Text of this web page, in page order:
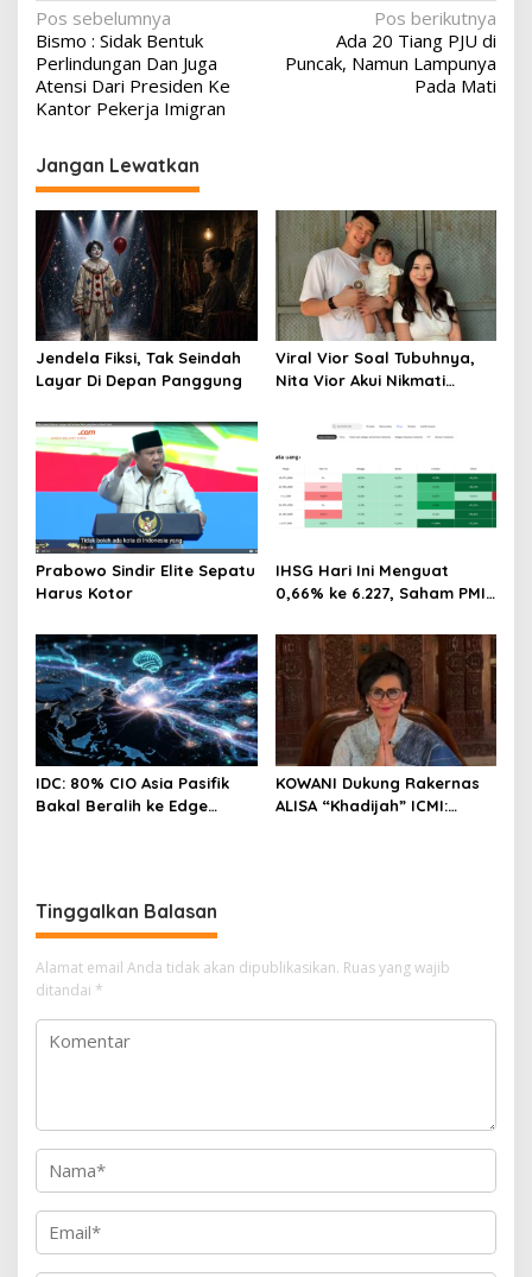
Navigasi
pos
Pos sebelumnya
Bismo : Sidak Bentuk
Perlindungan Dan Juga
Atensi Dari Presiden Ke
Kantor Pekerja Imigran
Pos berikutnya
Ada 20 Tiang PJU di
Puncak, Namun Lampunya
Pada Mati
Jangan Lewatkan
Jendela Fiksi, Tak Seindah
Layar Di Depan Panggung
Viral Vior Soal Tubuhnya,
Nita Vior Akui Nikmati
Prabowo Sindir Elite Sepatu
Harus Kotor
IHSG Hari Ini Menguat
0,66% ke 6.227, Saham PMII,
28%! Ini Daftar Saham
Paling Cuan & Volume
Tertinggi 31 Juli 2026
IDC: 80% CIO Asia Pasifik
Bakal Beralih ke Edge
KOWANI Dukung Rakernas
ALISA “Khadijah” ICMI:
Tinggalkan Balasan
Alamat email Anda tidak akan dipublikasikan. Ruas yang wajib
ditandai *